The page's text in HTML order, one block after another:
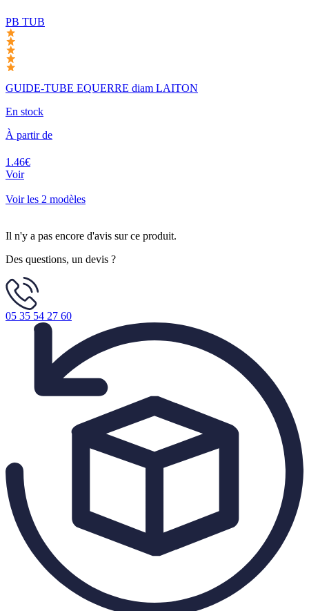
PB TUB
GUIDE-TUBE EQUERRE diam LAITON
En stock
À partir de
1.46€
Voir
Voir les 2 modèles
Il n'y a pas encore d'avis sur ce produit.
Des questions, un devis ?
05 35 54 27 60